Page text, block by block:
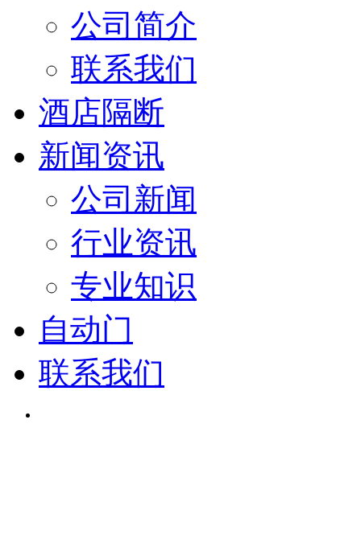
公司简介
联系我们
酒店隔断
新闻资讯
公司新闻
行业资讯
专业知识
自动门
联系我们